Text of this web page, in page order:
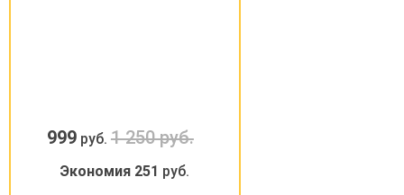
999руб. 1 250 руб.
Экономия 251 руб.